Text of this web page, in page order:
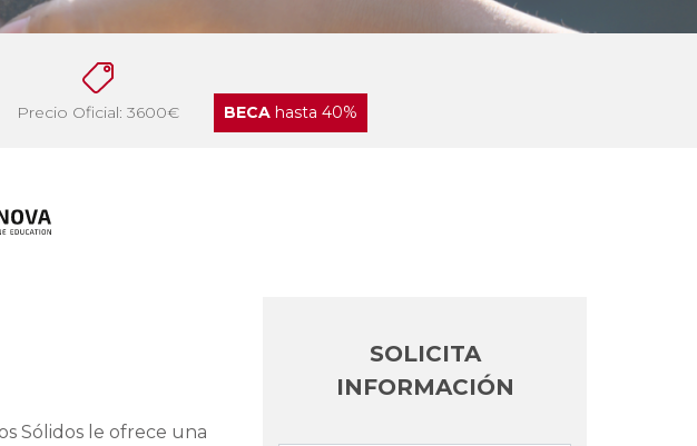
Precio Oficial: 3600€ BECAhasta 40%
Sólidos le ofrece una
SOLICITA
INFORMACIÓN